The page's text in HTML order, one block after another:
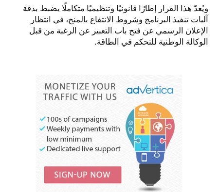
ويُعدّ هذا القرار إطارًا قانونيًا وتنظيميًا متكاملًا يضبط بدقة
آليات تنفيذ البرنامج وشروط الانتفاع بالمنح، في انتظار
الإعلان الرسمي عن فتح باب التعبير عن الرغبة من قبل
الوكالة الوطنية للتحكم في الطاقة.